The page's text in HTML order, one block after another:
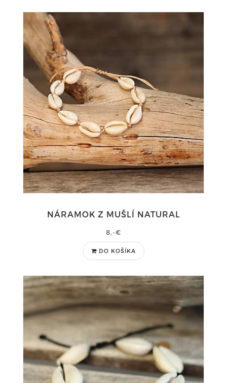
NÁRAMOK Z MUŠLÍ NATURAL
8,-€
DO KOŠÍKA